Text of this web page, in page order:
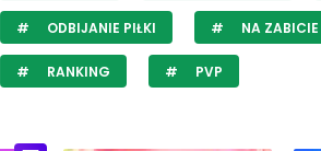
ODBIJANIE PIŁKI NA
RANKING PVP